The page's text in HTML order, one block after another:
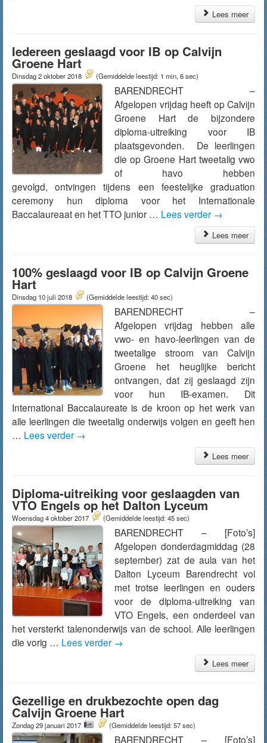
Lees meer
Iedereen geslaagd voor IB op Calvijn
Groene Hart
Dinsdag 2 oktober 2018 (Gemiddelde leestijd: 1 min, 6 sec)
BARENDRECHT –
Afgelopen vrijdag heeft op Calvijn
Groene Hart de bijzondere
diploma-uitreiking voor IB
plaatsgevonden. De leerlingen
die op Groene Hart tweetalig vwo
of havo hebben
gevolgd, ontvingen tijdens een feestelijke graduation
ceremony hun diploma voor het Internationale
Baccalaureaat en het TTO junior … Lees verder →
Lees meer
100% geslaagd voor IB op Calvijn Groene
Hart
Dinsdag 10 juli 2018 (Gemiddelde leestijd: 40 sec)
BARENDRECHT –
Afgelopen vrijdag hebben alle
vwo- en havo-leerlingen van de
tweetalige stroom van Calvijn
Groene het heuglijke bericht
ontvangen, dat zij geslaagd zijn
voor hun IB-examen. Dit
International Baccalaureate is de kroon op het werk van
alle leerlingen die tweetalig onderwijs volgen en geeft hen
… Lees verder →
Lees meer
Diploma-uitreiking voor geslaagden van
VTO Engels op het Dalton Lyceum
Woensdag 4 oktober 2017 (Gemiddelde leestijd: 45 sec)
BARENDRECHT – [Foto’s]
Afgelopen donderdagmiddag (28
september) zat de aula van het
Dalton Lyceum Barendrecht vol
met trotse leerlingen en ouders
voor de diploma-uitreiking van
VTO Engels, een onderdeel van
het versterkt talenonderwijs van de school. Alle leerlingen
die vorig … Lees verder →
Lees meer
Gezellige en drukbezochte open dag
Calvijn Groene Hart
Zondag 29 januari 2017 (Gemiddelde leestijd: 57 sec)
BARENDRECHT – [Foto’s]